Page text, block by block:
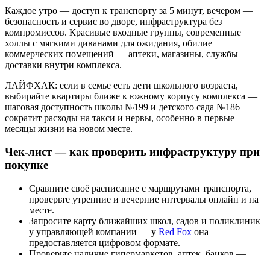
Каждое утро — доступ к транспорту за 5 минут, вечером —
безопасность и сервис во дворе, инфраструктура без
компромиссов. Красивые входные группы, современные
холлы с мягкими диванами для ожидания, обилие
коммерческих помещений — аптеки, магазины, службы
доставки внутри комплекса.
ЛАЙФХАК: если в семье есть дети школьного возраста,
выбирайте квартиры ближе к южному корпусу комплекса —
шаговая доступность школы №199 и детского сада №186
сократит расходы на такси и нервы, особенно в первые
месяцы жизни на новом месте.
Чек-лист — как проверить инфраструктуру при
покупке
Сравните своё расписание с маршрутами транспорта,
проверьте утренние и вечерние интервалы онлайн и на
месте.
Запросите карту ближайших школ, садов и поликлиник
у управляющей компании — у Red Fox она
предоставляется цифровом формате.